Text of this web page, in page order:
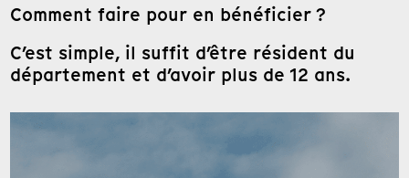
Comment faire pour en bénéficier ?
C’est simple, il suffit d’être résident du
département et d’avoir plus de 12 ans.